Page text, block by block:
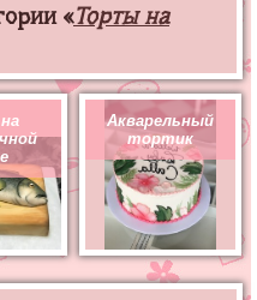
«Торты на
Акварельный
тортик